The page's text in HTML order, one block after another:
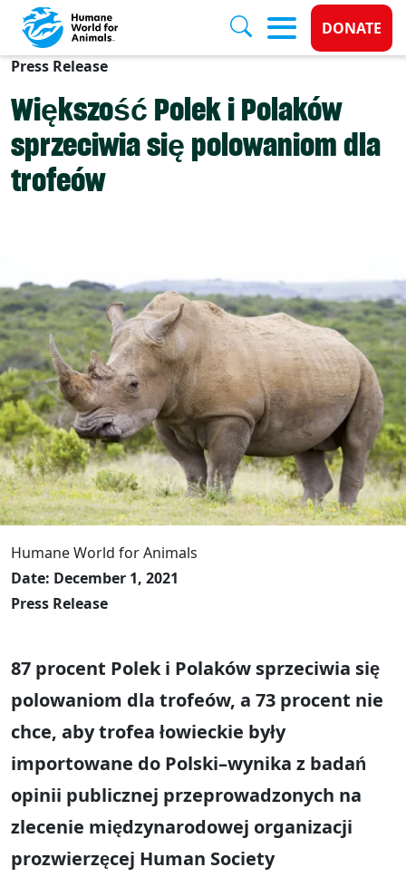
Skip to main content
Donate
DONATE
Press Release
Większość Polek i Polaków
sprzeciwia się polowaniom dla
trofeów
Humane World for Animals
Date: December 1, 2021
Press Release
87 procent Polek i Polaków sprzeciwia się
polowaniom dla trofeów, a 73 procent nie
chce, aby trofea łowieckie były
importowane do Polski–wynika z badań
opinii publicznej przeprowadzonych na
zlecenie międzynarodowej organizacji
prozwierzęcej Human Society